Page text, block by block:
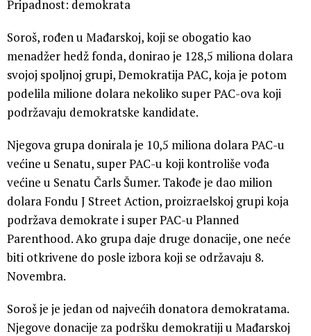
Pripadnost: demokrata
Soroš, rođen u Mađarskoj, koji se obogatio kao
menadžer hedž fonda, donirao je 128,5 miliona dolara
svojoj spoljnoj grupi, Demokratija PAC, koja je potom
podelila milione dolara nekoliko super PAC-ova koji
podržavaju demokratske kandidate.
Njegova grupa donirala je 10,5 miliona dolara PAC-u
većine u Senatu, super PAC-u koji kontroliše vođa
većine u Senatu Čarls Šumer. Takođe je dao milion
dolara Fondu J Street Action, proizraelskoj grupi koja
podržava demokrate i super PAC-u Planned
Parenthood. Ako grupa daje druge donacije, one neće
biti otkrivene do posle izbora koji se održavaju 8.
Novembra.
Soroš je je jedan od najvećih donatora demokratama.
Njegove donacije za podršku demokratiji u Mađarskoj